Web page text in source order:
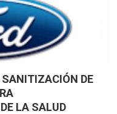
SANITIZACIÓN DE
LA SALUD